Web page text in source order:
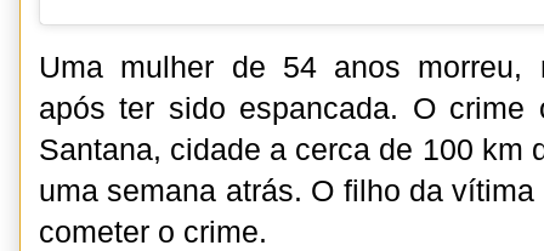
Uma mulher de 54 anos morreu,
após ter sido espancada. O crime
Santana, cidade a cerca de 100 km
uma semana atrás. O filho da
cometer o crime.